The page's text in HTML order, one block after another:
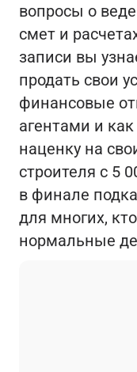
вопросы о
смет и
записи вы
продать свои
финансовые
агентами и
наценку на
строителя с 5
в финале
для многих,
нормальные